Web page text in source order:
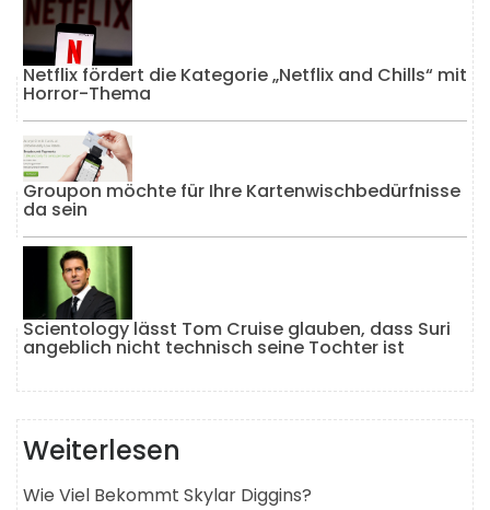
Netflix fördert die Kategorie „Netflix and Chills“ mit
Horror-Thema
Groupon möchte für Ihre Kartenwischbedürfnisse
da sein
Scientology lässt Tom Cruise glauben, dass Suri
angeblich nicht technisch seine Tochter ist
Weiterlesen
Wie Viel Bekommt Skylar Diggins?